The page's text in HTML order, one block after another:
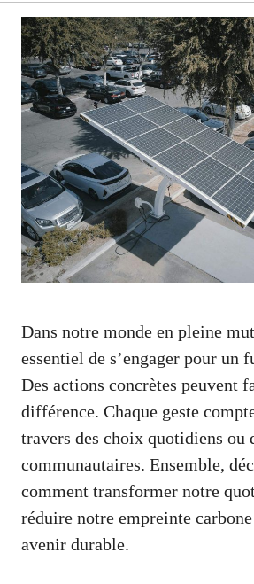
Dans notre monde en pleine
essentiel de s’engager pour un
Des actions concrètes peuvent
différence. Chaque geste
travers des choix quotidiens ou
communautaires. Ensemble,
comment transformer notre
réduire notre empreinte
avenir durable.